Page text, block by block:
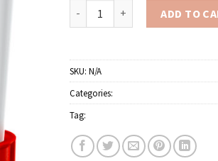
ADD TO
SKU: N/A
Categories:
Tag: